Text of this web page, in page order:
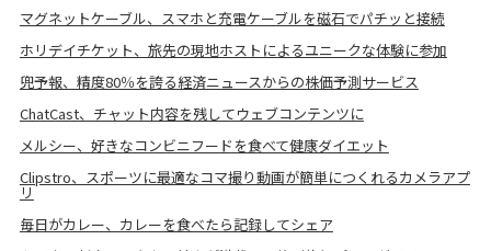
マグネットケーブル、スマホと充電ケーブルを磁石でパチッと接続
ホリデイチケット、旅先の現地ホストによるユニークな体験に参加
兜予報、精度80％を誇る経済ニュースからの株価予測サービス
ChatCast、チャット内容を残してウェブコンテンツに
メルシー、好きなコンビニフードを食べて健康ダイエット
Clipstro、スポーツに最適なコマ撮り動画が簡単につくれるカメラアプ
リ
毎日がカレー、カレーを食べたら記録してシェア